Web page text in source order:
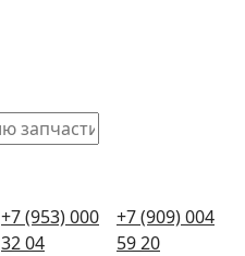
+7 (953) 000
32 04
+7 (909) 004
59 20